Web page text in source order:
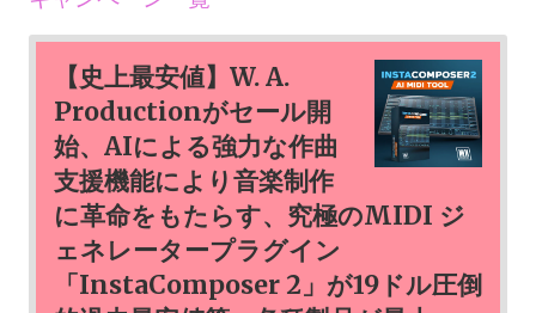
【史上最安値】W. A.
Productionがセール開
始、AIによる強力な作曲
支援機能により音楽制作
に革命をもたらす、究極のMIDI ジ
ェネレータープラグイン
「InstaComposer 2」が19ドル圧倒